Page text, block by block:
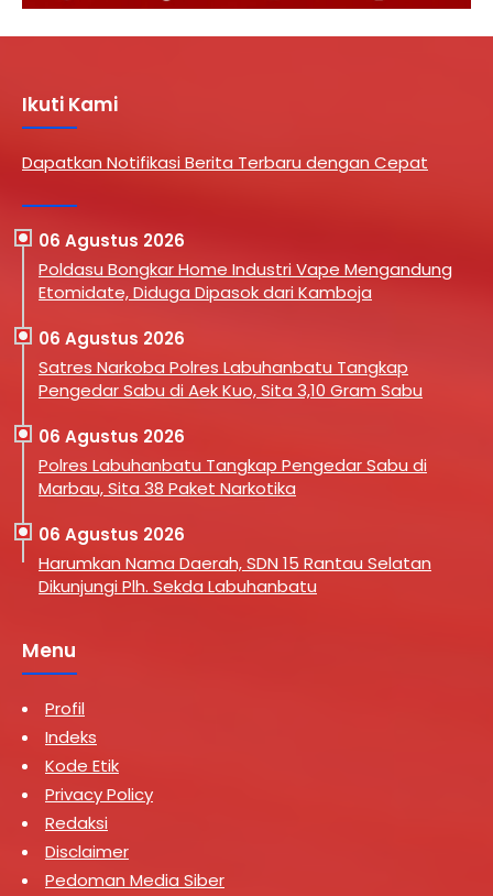
Ikuti Kami
Dapatkan Notifikasi Berita Terbaru dengan Cepat
06 Agustus 2026
Poldasu Bongkar Home Industri Vape Mengandung
Etomidate, Diduga Dipasok dari Kamboja
06 Agustus 2026
Satres Narkoba Polres Labuhanbatu Tangkap
Pengedar Sabu di Aek Kuo, Sita 3,10 Gram Sabu
06 Agustus 2026
Polres Labuhanbatu Tangkap Pengedar Sabu di
Marbau, Sita 38 Paket Narkotika
06 Agustus 2026
Harumkan Nama Daerah, SDN 15 Rantau Selatan
Dikunjungi Plh. Sekda Labuhanbatu
Menu
Profil
Indeks
Kode Etik
Privacy Policy
Redaksi
Disclaimer
Pedoman Media Siber